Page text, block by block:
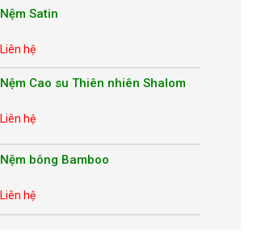
Nệm Satin
Liên hệ
Nệm Cao su Thiên nhiên Shalom
Liên hệ
Nệm bông Bamboo
Liên hệ